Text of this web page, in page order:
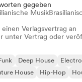
gegeben
Musik
Verlagsvertrag an
unter Vertrag oder
Deep House
House Hip-Hop